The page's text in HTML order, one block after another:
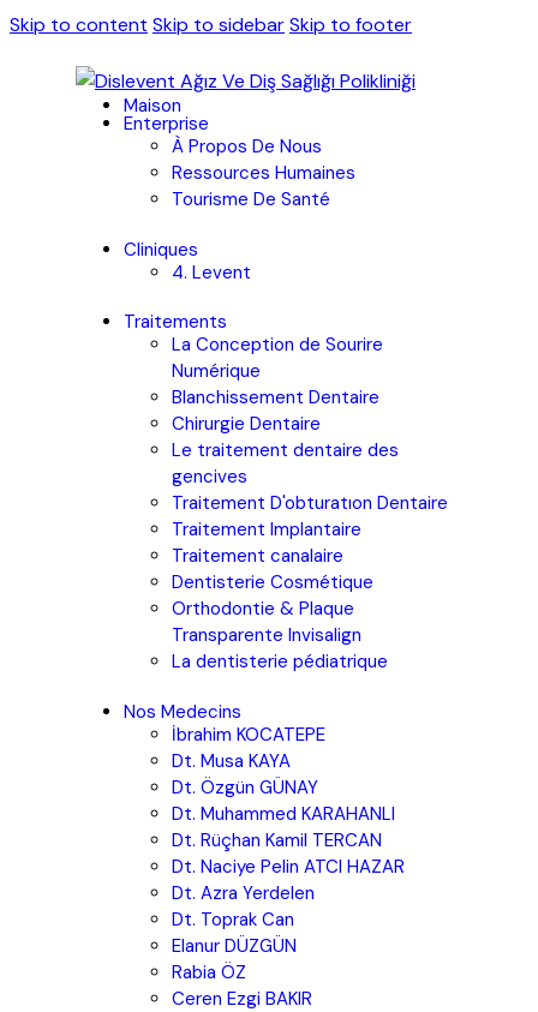
Skip to content Skip to sidebarSkip to footer
Maison
Enterprise
À Propos De Nous
Ressources Humaines
Tourisme De Santé
Cliniques
4. Levent
Traitements
La Conception de Sourire
Numérique
Blanchissement Dentaire
Chirurgie Dentaire
Le traitement dentaire des
gencives
Traitement D'obturatıon Dentaire
Traitement Implantaire
Traitement canalaire
Dentisterie Cosmétique
Orthodontie & Plaque
Transparente Invisalign
La dentisterie pédiatrique
Nos Medecins
İbrahim KOCATEPE
Dt. Musa KAYA
Dt. Özgün GÜNAY
Dt. Muhammed KARAHANLI
Dt. Rüçhan Kamil TERCAN
Dt. Naciye Pelin ATCI HAZAR
Dt. Azra Yerdelen
Dt. Toprak Can
Elanur DÜZGÜN
Rabia ÖZ
Ceren Ezgi BAKIR